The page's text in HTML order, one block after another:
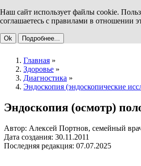
Наш сайт использует файлы cookie.
соглашаетесь с правилами в отношении
Ok Подробнее...
Главная »
Здоровье »
Диагностика »
Эндоскопия (эндоскопические
Эндоскопия (осмотр)
Автор: Алексей Портнов, семейный
Дата создания: 30.11.2011
Последняя редакция: 07.07.2025